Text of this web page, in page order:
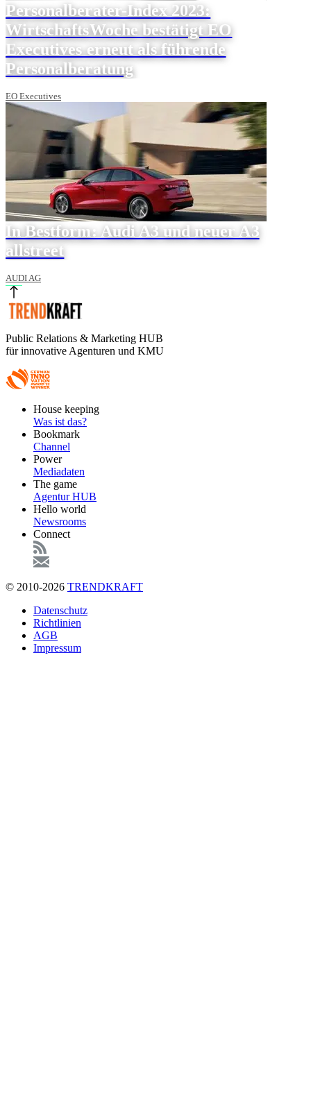
Personalberater-Index 2023:
WirtschaftsWoche bestätigt EO
Executives erneut als führende
Personalberatung
EO Executives
In Bestform: Audi A3 und neuer A3
allstreet
AUDI AG
Public Relations & Marketing HUB
für innovative Agenturen und KMU
FooterHouse keeping
Was ist das?
Bookmark
Channel
Power
Mediadaten
The game
Agentur HUB
Hello world
Newsrooms
Connect
© 2010-2026 TRENDKRAFT
FußzeileDatenschutz
Richtlinien
AGB
Impressum